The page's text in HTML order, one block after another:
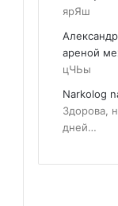
ярЯш
Александр
ареной
цЧЬы
Narkolog
Здорова,
дней…